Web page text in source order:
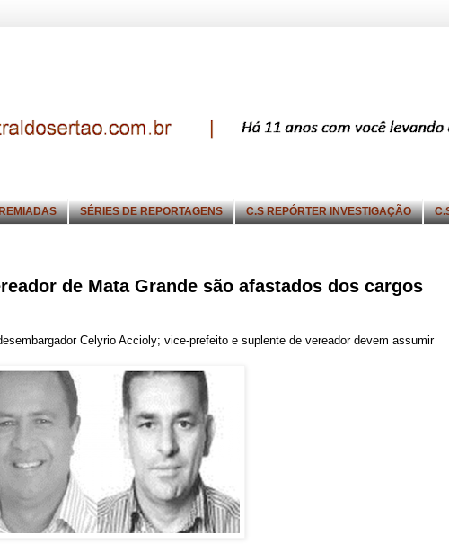
SÉRIES DE REPORTAGENS C.S REPÓRTER INVESTIGAÇÃO
de Mata Grande são afastados dos cargos
Celyrio Accioly; vice-prefeito e suplente de vereador devem assumir